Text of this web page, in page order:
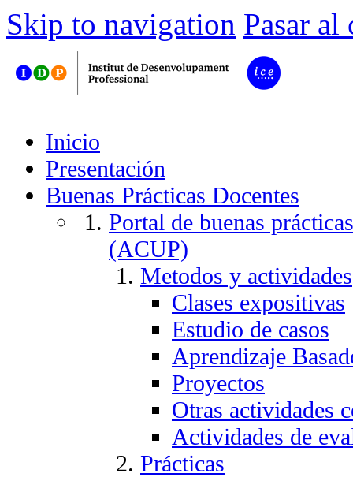
Skip to navigation Pasar
Inicio
Presentación
Buenas Prácticas Docentes
Portal de buenas
(ACUP)
Metodos y actividades
Clases expositivas
Estudio de casos
Aprendizaje
Proyectos
Otras actividades
Actividades de
Prácticas